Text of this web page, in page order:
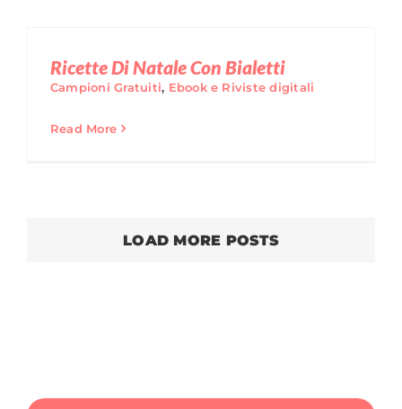
Ricette Di Natale Con Bialetti
Campioni Gratuiti, Ebook e Riviste digitali
Read More
LOAD MORE POSTS